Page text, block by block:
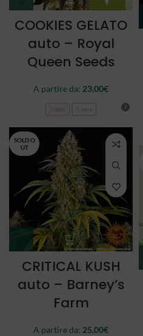
COOKIES GELATO
auto – Royal
Queen Seeds
A partire da: 23,00€
3 semi
SOLD O
UT
CRITICAL KUSH
auto – Barney’s
Farm
A partire da: 25,00€